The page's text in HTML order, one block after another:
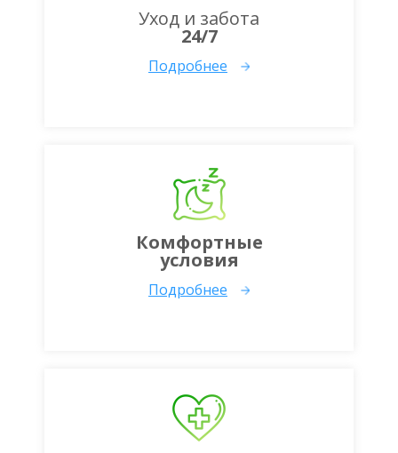
Уход и забота
24/7
Подробнее
Комфортные
условия
Подробнее